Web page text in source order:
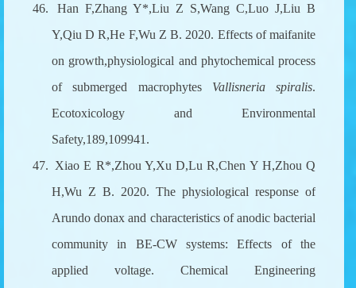
46.
Han F,Zhang Y*,Liu Z S,Wang C,Luo J,Liu B
Y,Qiu D R,He F,Wu Z B. 2020. Effects of maifanite
on growth,physiological and phytochemical process
of submerged macrophytes Vallisneria spiralis.
Ecotoxicology and Environmental
Safety,189,109941.
47. Xiao E R*,Zhou Y,Xu D,Lu R,Chen Y H,Zhou Q
H,Wu Z B. 2020. The physiological response of
Arundo donax and characteristics of anodic bacterial
community in BE-CW systems: Effects of the
applied voltage. Chemical Engineering